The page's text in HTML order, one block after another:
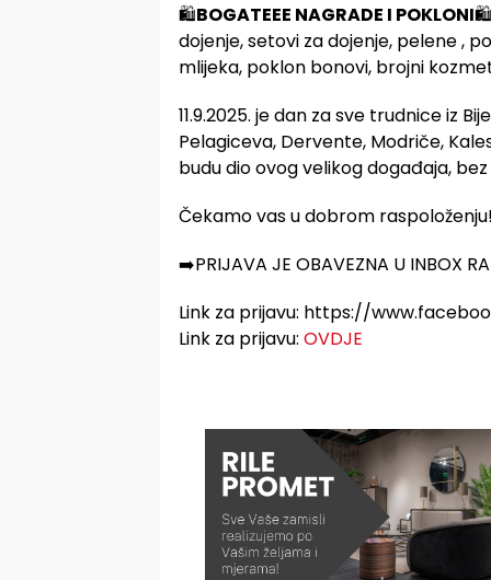
🛍️BOGATEEE NAGRADE I POKLONI
dojenje, setovi za dojenje, pelene ,
mlijeka, poklon bonovi, brojni
11.9.2025. je dan za sve trudnice iz
Pelagiceva, Dervente, Modriče,
budu dio ovog velikog događaja,
Čekamo vas u dobrom
➡️PRIJAVA JE OBAVEZNA U INBOX
Link za prijavu: https://
Link za prijavu: OVDJE